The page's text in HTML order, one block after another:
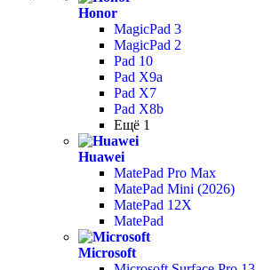
Honor
MagicPad 3
MagicPad 2
Pad 10
Pad X9a
Pad X7
Pad X8b
Ещё 1
Huawei
MatePad Pro Max
MatePad Mini (2026)
MatePad 12X
MatePad
Microsoft